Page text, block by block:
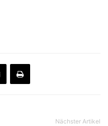
Nächster Artikel